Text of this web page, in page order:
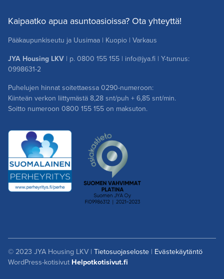
Kaipaatko apua asuntoasioissa? Ota yhteyttä!
Pääkaupunkiseutu ja Uusimaa | Kuopio | Varkaus
JYA Housing LKV | p.0800 155 155 | info@jya.fi | Y-tunnus:
0998631-2
Puhelujen hinnat soitettaessa 0290-numeroon:
Kiinteän verkon liittymästä 8,28 snt/puh + 6,85 snt/min.
Soitto numeroon 0800 155 155on maksuton.
© 2023 JYA Housing LKV | Tietosuojaseloste | Evästekäytäntö
WordPress-kotisivut Helpotkotisivut.fi